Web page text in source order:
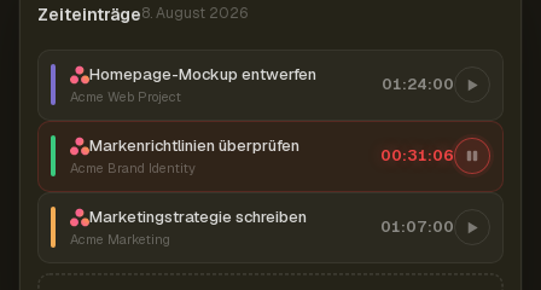
Zeiteinträge8. August 2026
Homepage-Mockup entwerfen
Acme Web Project
01:24:00
Markenrichtlinien überprüfen
Acme Brand Identity
00:31:07
Marketingstrategie schreiben
Acme Marketing
01:07:00